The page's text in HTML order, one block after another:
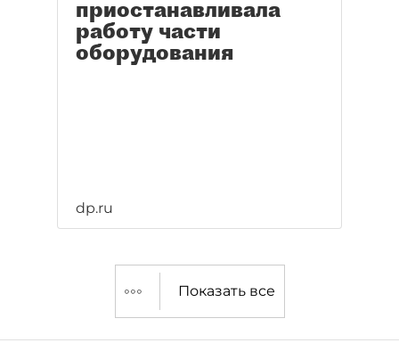
приостанавливала
работу части
оборудования
dp.ru
Показать все